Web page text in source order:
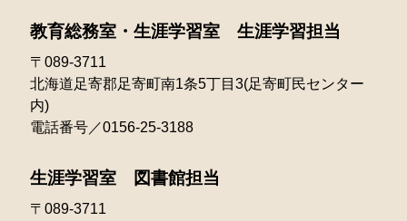
2025年01月
2024年01月
2023年03月
2023年02月
2023年01月
2022年05月
2022年04月
2022年01月
2021年06月
2021年05月
2020年04月
教育総務室・生涯学習室 生涯学習担当
〒089-3711
北海道足寄郡足寄町南1条5丁目3(足寄町民センター
内)
電話番号／0156-25-3188
生涯学習室 図書館担当
〒089-3711